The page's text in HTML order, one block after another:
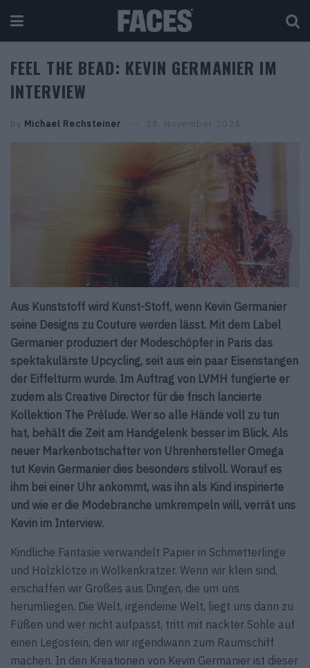
FEEL THE BEAD: KEVIN GERMANIER IM
INTERVIEW
by Michael Rechsteiner 28. November 2024
Aus Kunststoff wird Kunst-Stoff, wenn Kevin Germanier
seine Designs zu Couture werden lässt. Mit dem Label
Germanier produziert der Modeschöpfer in Paris das
spektakulärste Upcycling, seit aus ein paar Eisenstangen
der Eiffelturm wurde. Im Auftrag von LVMH fungierte er
zudem als Creative Director für die frisch lancierte
Kollektion The Prélude. Wer so alle Hände voll zu tun
hat, behält die Zeit am Handgelenk besser im Blick. Als
neuer Markenbotschafter von Uhrenhersteller Omega
tut Kevin Germanier dies besonders stilvoll. Worauf es
ihm bei einer Uhr ankommt, was ihn als Kind inspirierte
und wie er die Modebranche umkrempeln will, verrät uns
Kevin im Interview.
Kindliche Fantasie verwandelt Papier in Schmetterlinge
und Holzklötze in Wolkenkratzer. Wenn wir klein sind,
erschaffen wir Großes aus Dingen, die um uns
herumliegen. Die Welt, irgendeine Welt, liegt uns dann zu
Füßen und wer nicht aufpasst, tritt mit nackter Sohle auf
einen Legostein, den wir irgendwann zum Raumschiff
machen. In den Kreationen von Kevin Germanier ist dieser